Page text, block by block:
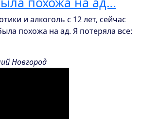
и алкоголь с 12 лет, сейчас
похожа на ад. Я потеряла все:
Новгород